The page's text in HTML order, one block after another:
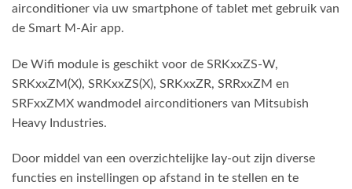
airconditioner via uw smartphone of tablet met gebruik van
de Smart M-Air app.
De Wifi module is geschikt voor de SRKxxZS-W,
SRKxxZM(X), SRKxxZS(X), SRKxxZR, SRRxxZM en
SRFxxZMX wandmodel airconditioners van Mitsubish
Heavy Industries.
Door middel van een overzichtelijke lay-out zijn diverse
functies en instellingen op afstand in te stellen en te